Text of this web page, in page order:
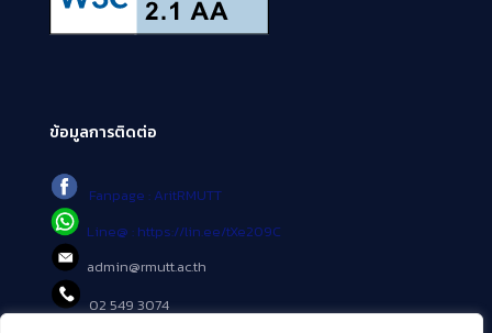
ข้อมูลการติดต่อ
Fanpage : AritRMUTT
Line@ : https://lin.ee/tXe209C
admin@rmutt.ac.th
02 549 3074